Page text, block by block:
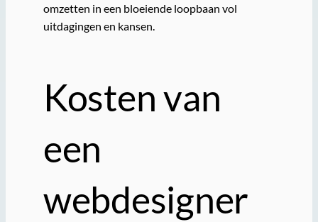
omzetten in een bloeiende loopbaan vol
uitdagingen en kansen.
Kosten van
een
webdesigner